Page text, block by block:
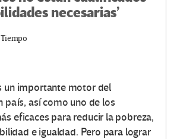
necesarias’
un importante motor del
país, así como uno de los
eficaces para reducir la pobreza,
e igualdad. Pero para lograr